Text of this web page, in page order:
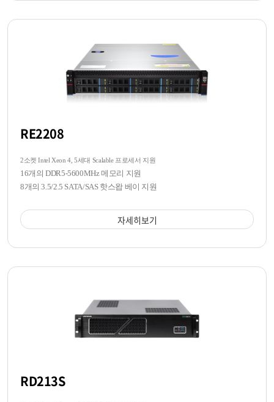
RE2208
2소켓 Intel Xeon 4, 5세대 Scalable 프로세서 지원
16개의 DDR5-5600MHz 메모리 지원
8개의 3.5/2.5 SATA/SAS 핫스왑 베이 지원
자세히보기
RD213S